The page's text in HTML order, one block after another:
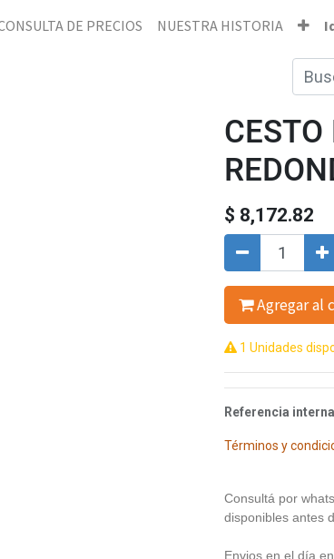
DE PRECIOS NUESTRA HISTORIA
CESTO
$ 8,172.82
Agregar al
1 Unidades
Referencia
Términos y
Consultá por
disponibles antes
Envios en el día